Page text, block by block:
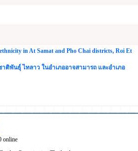
in At Samat and Pho Chai districts, Roi Et
พันธุ์ ไทลาว ในอำเภออาจสามารถ และอำเภอ
online